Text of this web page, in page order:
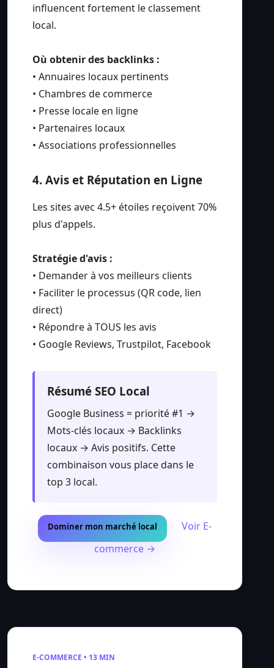
influencent fortement le classement
local.
Où obtenir des backlinks :
• Annuaires locaux pertinents
• Chambres de commerce
• Presse locale en ligne
• Partenaires locaux
• Associations professionnelles
4. Avis et Réputation en Ligne
Les sites avec 4.5+ étoiles reçoivent 70%
plus d'appels.
Stratégie d'avis :
• Demander à vos meilleurs clients
• Faciliter le processus (QR code, lien
direct)
• Répondre à TOUS les avis
• Google Reviews, Trustpilot, Facebook
Résumé SEO Local
Google Business = priorité #1 →
Mots-clés locaux → Backlinks
locaux → Avis positifs. Cette
combinaison vous place dans le
top 3 local.
Dominer mon marché local
Voir E-
commerce →
E-COMMERCE • 13 MIN